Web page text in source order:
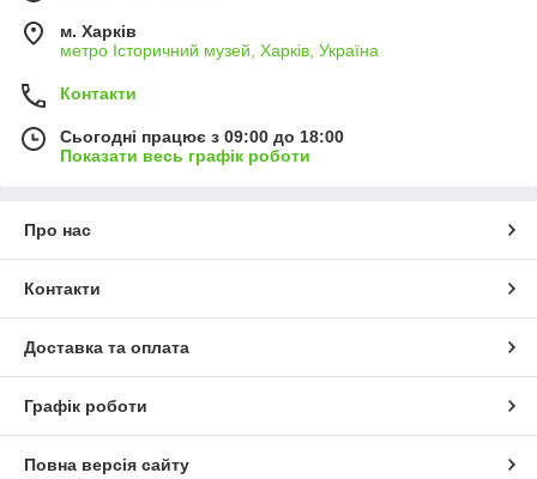
м. Харків
метро Історичний музей, Харків, Україна
Контакти
Сьогодні працює з 09:00 до 18:00
Показати весь графік роботи
Про нас
Контакти
Доставка та оплата
Графік роботи
Повна версія сайту